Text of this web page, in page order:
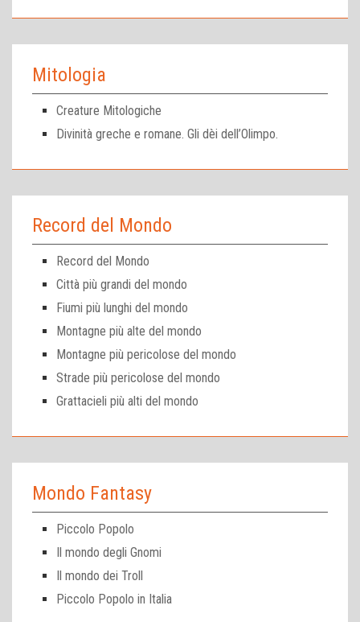
Mitologia
Creature Mitologiche
Divinità greche e romane. Gli dèi dell’Olimpo.
Record del Mondo
Record del Mondo
Città più grandi del mondo
Fiumi più lunghi del mondo
Montagne più alte del mondo
Montagne più pericolose del mondo
Strade più pericolose del mondo
Grattacieli più alti del mondo
Mondo Fantasy
Piccolo Popolo
Il mondo degli Gnomi
Il mondo dei Troll
Piccolo Popolo in Italia